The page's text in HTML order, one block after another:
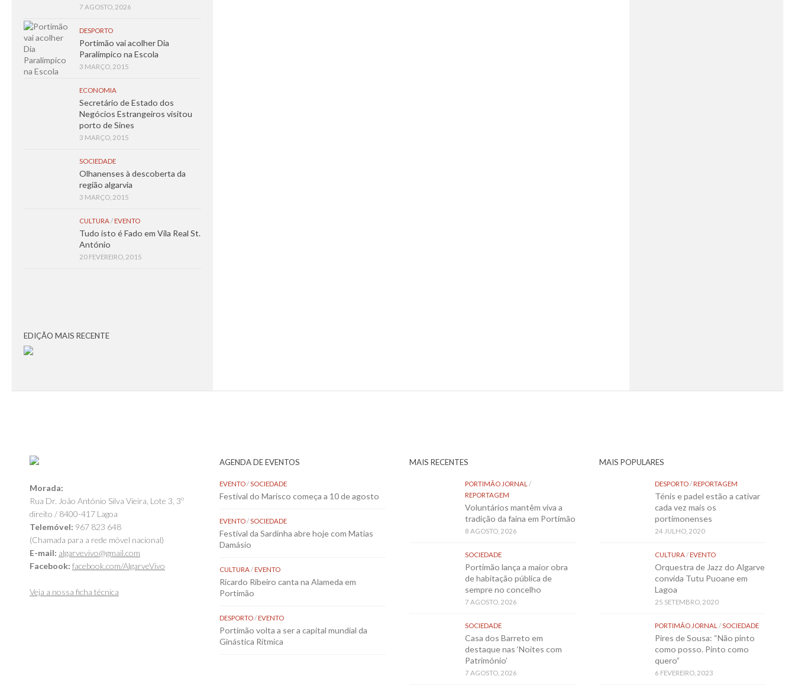
7 AGOSTO, 2026
DESPORTO
Portimão vai acolher Dia
Paralímpico na Escola
3 MARÇO, 2015
ECONOMIA
Secretário de Estado dos
Negócios Estrangeiros visitou
porto de Sines
3 MARÇO, 2015
SOCIEDADE
Olhanenses à descoberta da
região algarvia
3 MARÇO, 2015
CULTURA/ EVENTO
Tudo isto é Fado em Vila Real St.
António
20 FEVEREIRO, 2015
EDIÇÃO MAIS RECENTE
Morada:
Rua Dr. João António Silva Vieira, Lote 3, 3º
direito / 8400-417 Lagoa
Telemóvel: 967 823 648
(Chamada para a rede móvel nacional)
E-mail: algarvevivo@gmail.com
Facebook: facebook.com/AlgarveVivo
Veja a nossa ficha técnica
AGENDA DE EVENTOS
EVENTO/SOCIEDADE
Festival do Marisco começa a 10 de agosto
EVENTO/SOCIEDADE
Festival da Sardinha abre hoje com Matias
Damásio
CULTURA/EVENTO
Ricardo Ribeiro canta na Alameda em
Portimão
DESPORTO/EVENTO
Portimão volta a ser a capital mundial da
Ginástica Rítmica
MAIS RECENTES
PORTIMÃO JORNAL /
REPORTAGEM
Voluntários mantêm viva a
tradição da faina em Portimão
8 AGOSTO, 2026
SOCIEDADE
Portimão lança a maior obra
de habitação pública de
sempre no concelho
7 AGOSTO, 2026
SOCIEDADE
Casa dos Barreto em
destaque nas ‘Noites com
Património’
7 AGOSTO, 2026
MAIS POPULARES
DESPORTO/REPORTAGEM
Ténis e padel estão a cativar
cada vez mais os
portimonenses
24 JULHO, 2020
CULTURA/EVENTO
Orquestra de Jazz do Algarve
convida Tutu Puoane em
Lagoa
25 SETEMBRO, 2020
PORTIMÃO JORNAL /SOCIEDADE
Pires de Sousa: “Não pinto
como posso. Pinto como
quero”
6 FEVEREIRO, 2023